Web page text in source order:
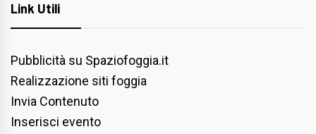
Link Utili
Pubblicità su Spaziofoggia.it
Realizzazione siti foggia
Invia Contenuto
Inserisci evento